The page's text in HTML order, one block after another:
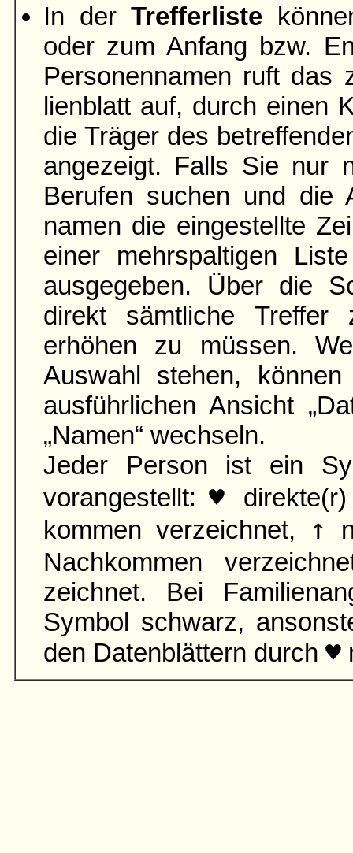
In derTrefferliste
oder zum Anfang bzw.
Personen­namen ruft das
lien­blatt auf, durch einen
die Träger des
angezeigt. Falls Sie nur
Berufen suchen und die
namen die ein­gestellte
einer mehr­spaltigen
aus­gegeben. Über die
direkt sämtliche
erhöhen zu müssen.
Auswahl stehen,
ausführ­lichen Ansicht
„Namen“ wechseln.
Jeder Person ist ein
vorangestellt:♥
kommen verzeichnet,
↑
Nach­kommen
zeichnet. Bei
Symbol schwarz,
den Daten­blättern durch ♥